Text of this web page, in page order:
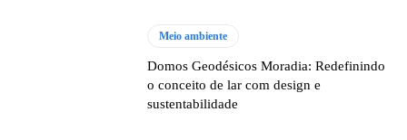
Meio ambiente
Domos Geodésicos Moradia: Redefinindo
o conceito de lar com design e
sustentabilidade